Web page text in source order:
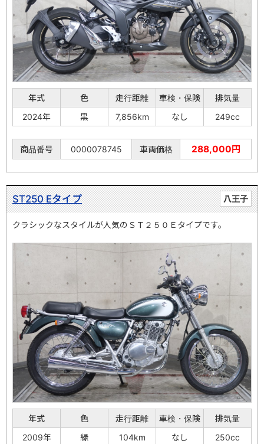
年式 色 走行距離 車検・保険
排気量
2024年
黒 7,856km なし 249cc
商品番号 0000078745 車両価格 288,000円
八王子
ST250 Eタイプ
クラシックなスタイルが人気のＳＴ２５０Ｅタイプです。
年式 色 走行距離 車検・保険
排気量
2009年
緑 104km なし 250cc